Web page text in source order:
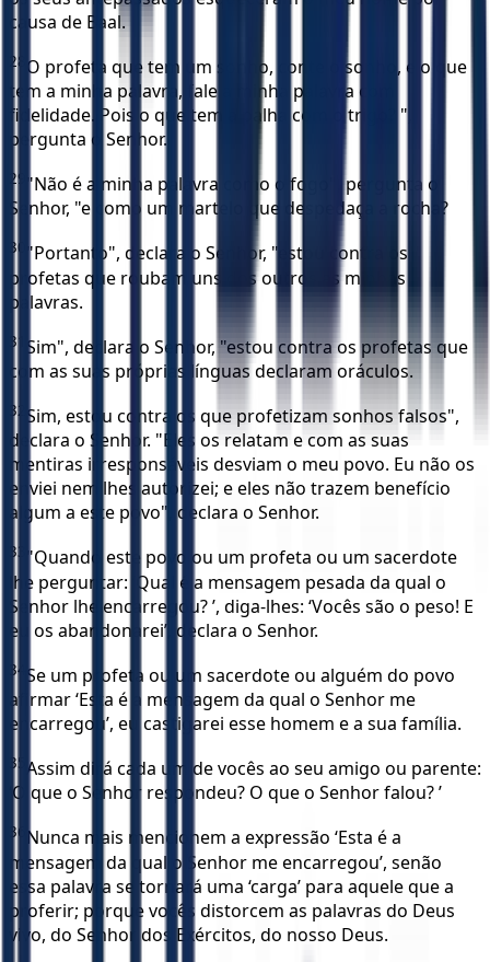
causa de Baal.
28 O profeta que tem um sonho, conte o sonho, e o que
tem a minha palavra, fale a minha palavra com
fidelidade. Pois o que tem a palha com o trigo? ",
pergunta o Senhor.
29 "Não é a minha palavra como o fogo", pergunta o
Senhor, "e como um martelo que despedaça a rocha?
30 "Portanto", declara o Senhor, "estou contra os
profetas que roubam uns dos outros as minhas
palavras.
31
Sim", declara o Senhor, "estou contra os profetas que
com as suas próprias línguas declaram oráculos.
32 Sim, estou contra os que profetizam sonhos falsos",
declara o Senhor. "Eles os relatam e com as suas
mentiras irresponsáveis desviam o meu povo. Eu não os
enviei nem lhes autorizei; e eles não trazem benefício
algum a este povo", declara o Senhor.
33 "Quando este povo ou um profeta ou um sacerdote
lhe perguntar: ‘Qual é a mensagem pesada da qual o
Senhor lhe encarregou? ’, diga-lhes: ‘Vocês são o peso! E
eu os abandonarei’, declara o Senhor.
34 Se um profeta ou um sacerdote ou alguém do povo
afirmar ‘Esta é a mensagem da qual o Senhor me
encarregou’, eu castigarei esse homem e a sua família.
35 Assim dirá cada um de vocês ao seu amigo ou parente:
‘O que o Senhor respondeu? O que o Senhor falou? ’
36 Nunca mais mencionem a expressão ‘Esta é a
mensagem da qual o Senhor me encarregou’, senão
essa palavra se tornará uma ‘carga’ para aquele que a
proferir; porque vocês distorcem as palavras do Deus
vivo, do Senhor dos Exércitos, do nosso Deus.